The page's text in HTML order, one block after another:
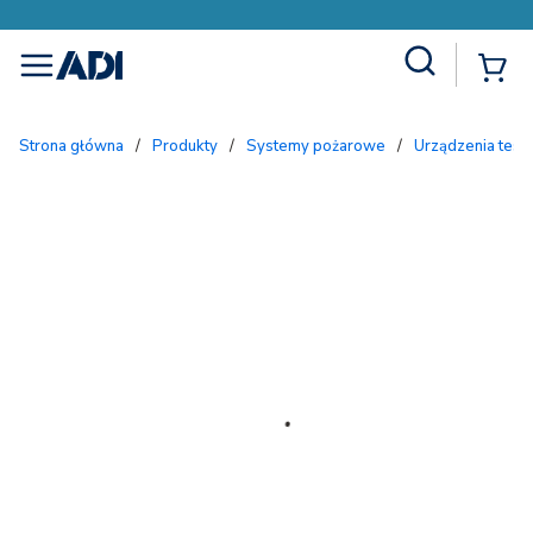
menu
Strona główna / Produkty / Systemy pożarowe / Urządzenia